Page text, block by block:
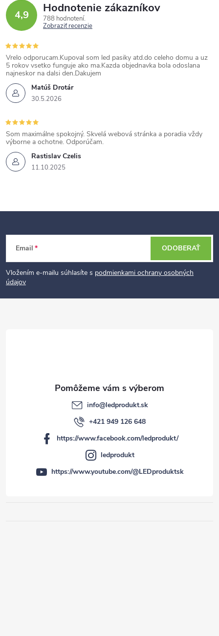
4,9 Hodnotenie zákazníkov
788 hodnotení
Zobraziť recenzie
Matúš Drotár
30.5.2026
Vrelo odporucam.Kupoval som led pasiky atd.do celeho domu a uz
5 rokov vsetko funguje ako ma.Kazda objednavka bola odoslana
najneskor na dalsi den.Dakujem
Rastislav Czelis
11.10.2025
Som maximálne spokojný. Skvelá webová stránka a poradia vždy
výborne a ochotne. Odporúčam.
t
Email
Vložením e-mailu súhlasíte s podmienkami ochrany osobných
údajov
ODOBERAŤ
info@ledprodukt.sk
+421 949 126 648
https://www.facebook.com/ledprodukt/
ledprodukt
https://www.youtube.com/@LEDproduktsk